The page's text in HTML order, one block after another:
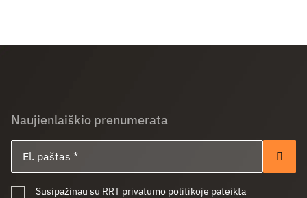
Naujienlaiškio prenumerata
Susipažinau su RRT privatumo politikoje pateikta